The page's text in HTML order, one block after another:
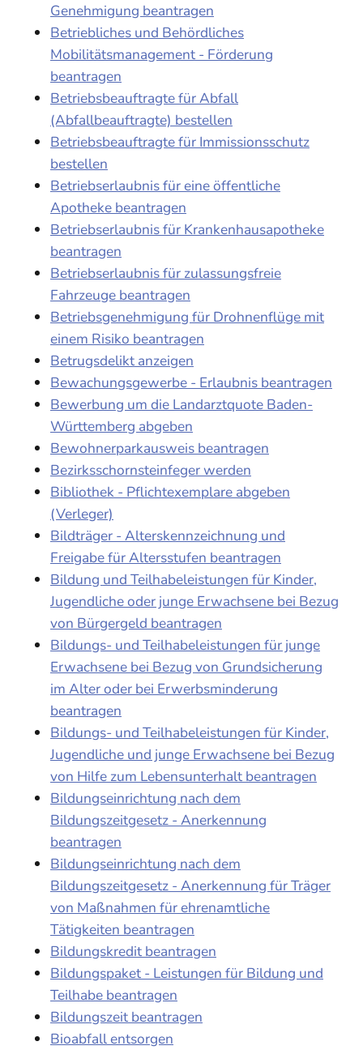
Genehmigung beantragen
Betriebliches und Behördliches
Mobilitätsmanagement - Förderung
beantragen
Betriebsbeauftragte für Abfall
(Abfallbeauftragte) bestellen
Betriebsbeauftragte für Immissionsschutz
bestellen
Betriebserlaubnis für eine öffentliche
Apotheke beantragen
Betriebserlaubnis für Krankenhausapotheke
beantragen
Betriebserlaubnis für zulassungsfreie
Fahrzeuge beantragen
Betriebsgenehmigung für Drohnenflüge mit
einem Risiko beantragen
Betrugsdelikt anzeigen
Bewachungsgewerbe - Erlaubnis beantragen
Bewerbung um die Landarztquote Baden-
Württemberg abgeben
Bewohnerparkausweis beantragen
Bezirksschornsteinfeger werden
Bibliothek - Pflichtexemplare abgeben
(Verleger)
Bildträger - Alterskennzeichnung und
Freigabe für Altersstufen beantragen
Bildung und Teilhabeleistungen für Kinder,
Jugendliche oder junge Erwachsene bei Bezug
von Bürgergeld beantragen
Bildungs- und Teilhabeleistungen für junge
Erwachsene bei Bezug von Grundsicherung
im Alter oder bei Erwerbsminderung
beantragen
Bildungs- und Teilhabeleistungen für Kinder,
Jugendliche und junge Erwachsene bei Bezug
von Hilfe zum Lebensunterhalt beantragen
Bildungseinrichtung nach dem
Bildungszeitgesetz - Anerkennung
beantragen
Bildungseinrichtung nach dem
Bildungszeitgesetz - Anerkennung für Träger
von Maßnahmen für ehrenamtliche
Tätigkeiten beantragen
Bildungskredit beantragen
Bildungspaket - Leistungen für Bildung und
Teilhabe beantragen
Bildungszeit beantragen
Bioabfall entsorgen